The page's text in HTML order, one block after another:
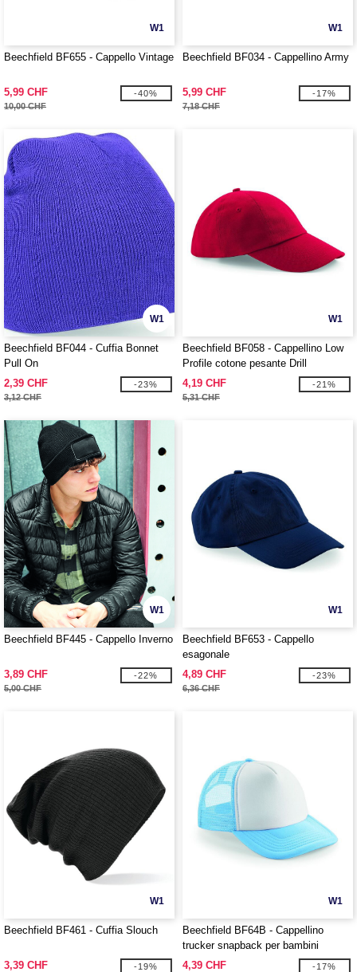
W1
Beechfield BF655 - Cappello Vintage
5,99 CHF
10,00 CHF
-40%
W1
Beechfield BF034 - Cappellino Army
5,99 CHF
7,18 CHF
-17%
W1
Beechfield BF044 - Cuffia Bonnet
Pull On
2,39 CHF
3,12 CHF
-23%
W1
Beechfield BF058 - Cappellino Low
Profile cotone pesante Drill
4,19 CHF
5,31 CHF
-21%
W1
Beechfield BF445 - Cappello Inverno
3,89 CHF
5,00 CHF
-22%
W1
Beechfield BF653 - Cappello
esagonale
4,89 CHF
6,36 CHF
-23%
W1
Beechfield BF461 - Cuffia Slouch
3,39 CHF -19%
W1
Beechfield BF64B - Cappellino
trucker snapback per bambini
4,39 CHF
-17%